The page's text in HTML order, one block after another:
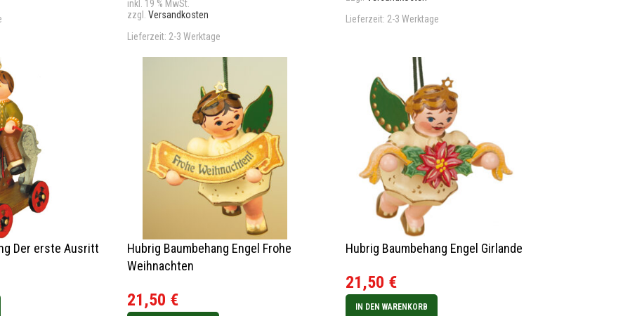
inkl. 19 % MwSt.
zzgl.Versandkosten
Lieferzeit: 2-3 Werktage
Lieferzeit: 2-3 Werktage
Der erste Ausritt
Hubrig Baumbehang Engel Frohe
Weihnachten
21,50 €
Hubrig Baumbehang Engel Girlande
21,50 €
IN DEN WARENKORB